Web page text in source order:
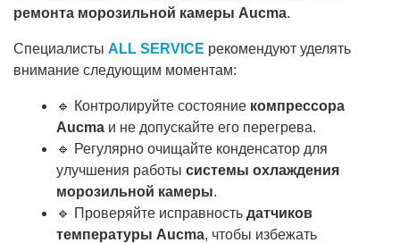
ремонта морозильной камеры Aucma.
Специалисты ALL SERVICE рекомендуют уделять
внимание следующим моментам:
🔹 Контролируйте состояние компрессора
Aucma и не допускайте его перегрева.
🔹 Регулярно очищайте конденсатор для
улучшения работы системы охлаждения
морозильной камеры.
🔹 Проверяйте исправность датчиков
температуры Aucma, чтобы избежать